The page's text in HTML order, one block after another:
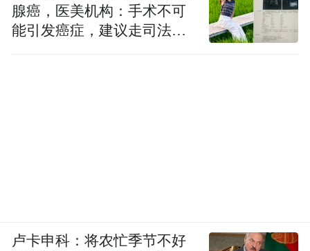
腺癌，医美机构：手术不可
能引发癌症，建议走司法途
卢卡申科：将农忙季节不好